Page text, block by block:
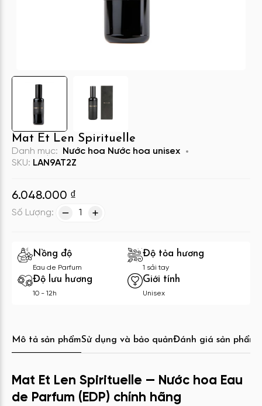
Mat Et Len Spirituelle
Danh mục: Nước hoa Nước hoa unisex
SKU: LAN9AT2Z
6.048.000 ₫
Số Lượng: 1
Nồng độ
Eau de Parfum
Độ tỏa hương
1 sải tay
Độ lưu hương
10 - 12h
Giới tính
Unisex
Mô tả sản phẩmSử dụng và bảo quảnĐánh giá sản phẩm
Mat Et Len Spirituelle — Nước hoa Eau
de Parfum (EDP) chính hãng